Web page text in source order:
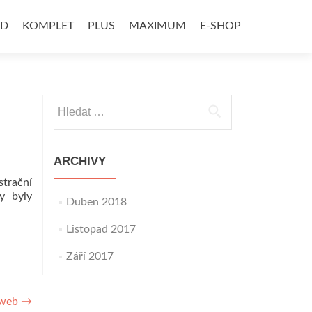
KOMPLET PLUS MAXIMUM E-SHOP
byly
→
ARCHIVY
Duben 2018
Listopad 2017
Září 2017